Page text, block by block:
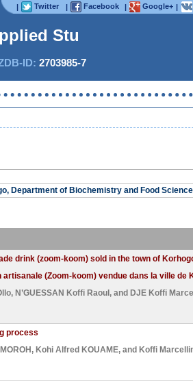
| Twitter | Facebook | Google+ |
Studi
ID: 2703985-7
Department of Biochemistry and Food
drink (zoom-koom) sold in the town of
(Zoom-koom) vendue dans la ville de
, N’GUESSAN Koffi Raoul , and DJE Koffi
process
, Kohi Alfred KOUAME, and Koffi